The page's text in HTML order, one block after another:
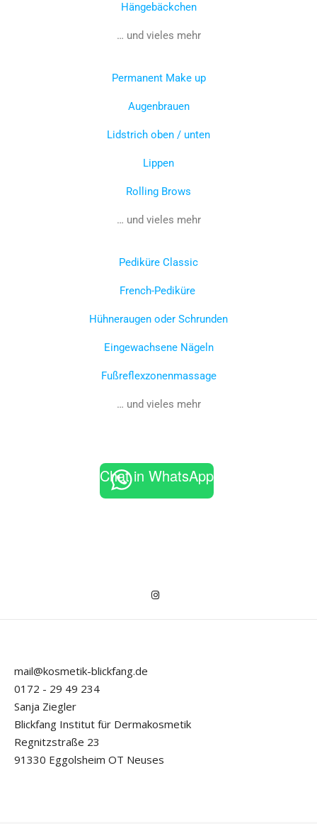
Hängebäckchen
… und vieles mehr
Permanent Make up
Augenbrauen
Lidstrich oben / unten
Lippen
Rolling Brows
… und vieles mehr
Pediküre Classic
French-Pediküre
Hühneraugen oder Schrunden
Eingewachsene Nägeln
Fußreflexzonenmassage
… und vieles mehr
Chat in WhatsApp
mail@kosmetik-blickfang.de
0172 - 29 49 234
Sanja Ziegler
Blickfang Institut für Dermakosmetik
Regnitzstraße 23
91330 Eggolsheim OT Neuses